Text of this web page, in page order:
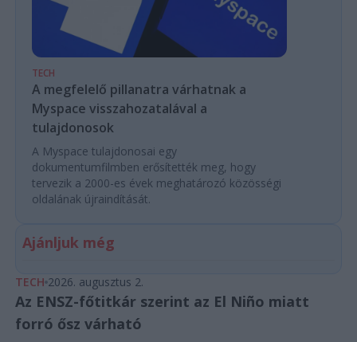
TECH
A megfelelő pillanatra várhatnak a
Myspace visszahozatalával a
tulajdonosok
A Myspace tulajdonosai egy
dokumentumfilmben erősítették meg, hogy
tervezik a 2000-es évek meghatározó közösségi
oldalának újraindítását.
Ajánljuk még
TECH 2026. augusztus 2.
Az ENSZ-főtitkár szerint az El Niño miatt
forró ősz várható